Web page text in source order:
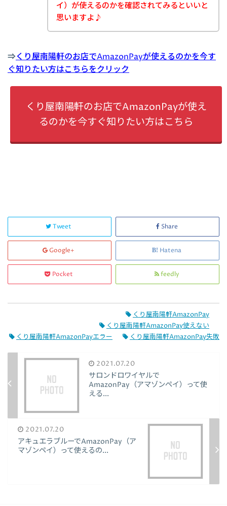
イ）が使えるのかを確認されてみるといいと
思いますよ♪
⇒くり屋南陽軒のお店でAmazonPayが使えるのかを今す
ぐ知りたい方はこちらをクリック
くり屋南陽軒のお店でAmazonPayが使え
るのかを今すぐ知りたい方はこちら
Tweet Share
Google+ Hatena
Pocket feedly
くり屋南陽軒AmazonPay
くり屋南陽軒AmazonPay使えない
くり屋南陽軒AmazonPayエラー
くり屋南陽軒AmazonPay失敗
2021.07.20
サロンドロワイヤルで
AmazonPay（アマゾンペイ）って使
える...
2021.07.20
アキュエラブルーでAmazonPay（ア
マゾンペイ）って使えるの...